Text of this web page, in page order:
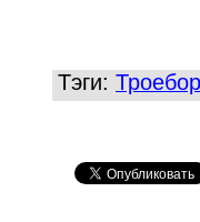
Тэги: